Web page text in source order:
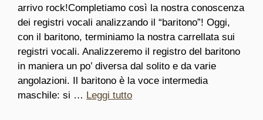
arrivo rock!Completiamo così la nostra conoscenza
dei registri vocali analizzando il “baritono”! Oggi,
con il baritono, terminiamo la nostra carrellata sui
registri vocali. Analizzeremo il registro del baritono
in maniera un po’ diversa dal solito e da varie
angolazioni. Il baritono è la voce intermedia
maschile: si … Leggi tutto